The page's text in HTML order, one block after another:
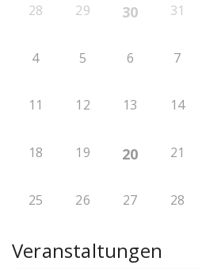
28 29 30 31
4 5 6 7
11 12 13 14
18 19 20 21
25 26 27 28
Veranstaltungen